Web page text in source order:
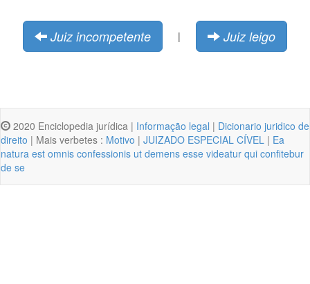
Juiz incompetente | Juiz leigo
2020 Enciclopedia jurídica | Informação legal | Dicionario juridico de
direito | Mais verbetes : Motivo | JUIZADO ESPECIAL CÍVEL | Ea
natura est omnis confessionis ut demens esse videatur qui confitebur
de se